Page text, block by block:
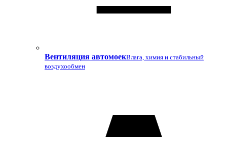
Вентиляция автомоекВлага, химия и стабильный
воздухообмен